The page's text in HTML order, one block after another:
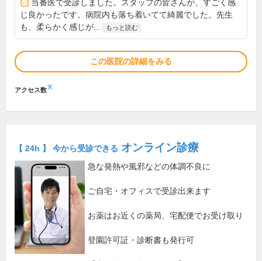
当番医で受診しました。スタッフの皆さんが、すごく感
じ良かったです。病院内も落ち着いてて綺麗でした。先生
も、柔らかく感じが...
もっと読む
この医院の詳細をみる
アクセス数※
【 24h 】 今から受診できる オンライン診療
急な発熱や風邪などの体調不良に
ご自宅・オフィスで受診出来ます
お薬はお近くの薬局、宅配便でお受け取り
登園許可証・診断書も発行可